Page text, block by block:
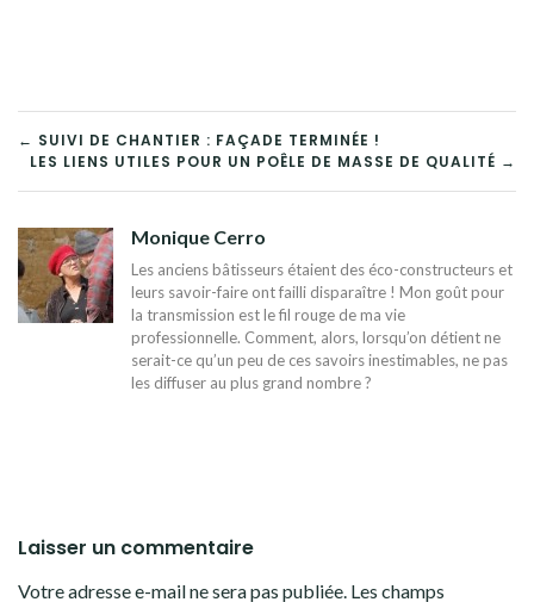
NAVIGATION
DE
L’ARTICLE
← SUIVI DE CHANTIER : FAÇADE TERMINÉE !
LES LIENS UTILES POUR UN POÊLE DE MASSE DE QUALITÉ →
Monique Cerro
Les anciens bâtisseurs étaient des éco-constructeurs et
leurs savoir-faire ont failli disparaître ! Mon goût pour
la transmission est le fil rouge de ma vie
professionnelle. Comment, alors, lorsqu’on détient ne
serait-ce qu’un peu de ces savoirs inestimables, ne pas
les diffuser au plus grand nombre ?
Laisser un commentaire
Votre adresse e-mail ne sera pas publiée. Les champs